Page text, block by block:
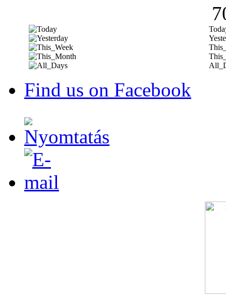
Find us on Facebook